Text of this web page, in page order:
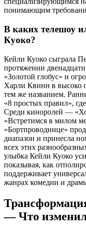
понимающим
В каких телешоу
Куоко?
Кейли Куоко сыграла
протяжении
«Золотой глобус» и
Харли Квинн в высоко
тем же названием.
«8 простых правил»,
Среди киноролей —
«Встретимся в милом
«Бортпроводнице»
диапазон и принесла
всех этих
улыбка Кейли Куоко
показывая, как
поддерживает
жанрах комедии и
— Что